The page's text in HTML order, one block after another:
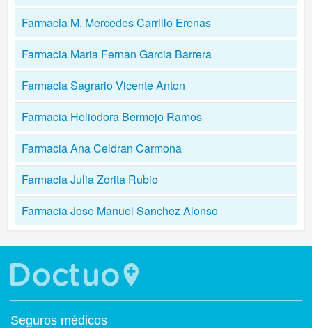
Farmacia M. Mercedes Carrillo Erenas
Farmacia Maria Fernan Garcia Barrera
Farmacia Sagrario Vicente Anton
Farmacia Heliodora Bermejo Ramos
Farmacia Ana Celdran Carmona
Farmacia Julia Zorita Rubio
Farmacia Jose Manuel Sanchez Alonso
Seguros médicos